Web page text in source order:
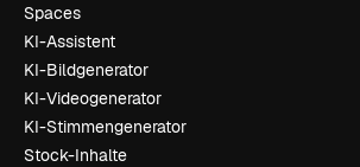
Spaces
KI-Assistent
KI-Bildgenerator
KI-Videogenerator
KI-Stimmengenerator
Stock-Inhalte